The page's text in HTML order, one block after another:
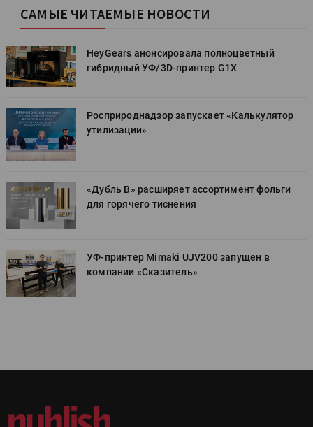
САМЫЕ ЧИТАЕМЫЕ НОВОСТИ
HeyGears анонсировала полноцветный
гибридный УФ/3D-принтер G1X
Росприроднадзор запускает «Калькулятор
утилизации»
«Дубль В» расширяет ассортимент фольги
для горячего тиснения
УФ-принтер Mimaki UJV200 запущен в
компании «Сказитель»